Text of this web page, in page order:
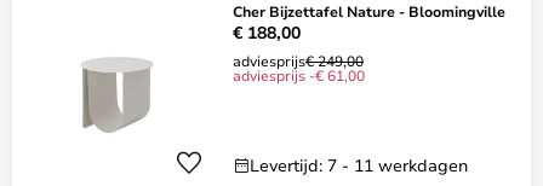
Cher Bijzettafel Nature - Bloomingville
€ 188,00
adviesprijs€ 249,00
adviesprijs -€ 61,00
Levertijd: 7 - 11 werkdagen